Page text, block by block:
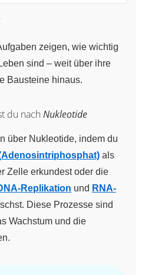
zeigen, wie wichtig
sind – weit über ihre
Bausteine hinaus.
du nach Nukleotide
über Nukleotide, indem du
als
Zelle erkundest oder die
Replikation und RNA-
Diese Prozesse sind
Wachstum und die